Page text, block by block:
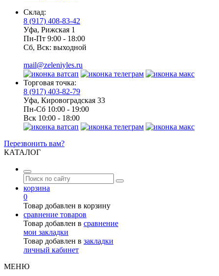
Склад:
8 (917) 408-83-42
Уфа, Рижская 1
Пн-Пт 9:00 - 18:00
Сб, Вск: выходной
mail@zeleniyles.ru
Торговая точка:
8 (917) 403-82-79
Уфа, Кировоградская 33
Пн-Сб 10:00 - 19:00
Вск 10:00 - 18:00
Перезвонить вам?
КАТАЛОГ
корзина
0
Товар добавлен в корзину
сравнение товаров
Товар добавлен в сравнение
мои закладки
Товар добавлен в закладки
личный кабинет
МЕНЮ